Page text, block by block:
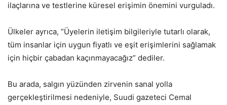
ilaçlarına ve testlerine küresel erişimin önemini vurguladı.
Ülkeler ayrıca, “Üyelerin iletişim bilgileriyle tutarlı olarak,
tüm insanlar için uygun fiyatlı ve eşit erişimlerini sağlamak
için hiçbir çabadan kaçınmayacağız” dediler.
Bu arada, salgın yüzünden zirvenin sanal yolla
gerçekleştirilmesi nedeniyle, Suudi gazeteci Cemal